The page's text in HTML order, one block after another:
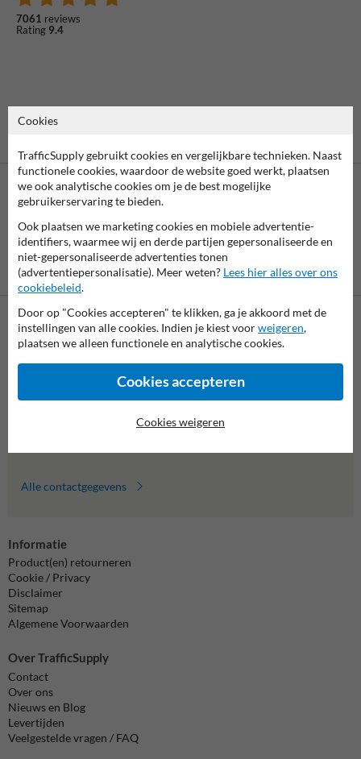
7061 reviews
Rating 9.4
per bank
is mogelijk
Neem contact met ons op
Vragen? Stuur een e-mail naarinfo@trafficsupply.be
formulier in en we reageren zo spoedig mogelijk.
Alle contactgegevens
Informatie
Product(en) retourneren
Cookie / Privacy
Disclaimer
Sitemap
Algemene Voorwaarden
Over TrafficSupply
Contact
Over ons
Nieuws en Blog
Levertijden
Veelgestelde vragen / FAQ
Cookies
TrafficSupply gebruikt cookies en vergelijkbare technieken. Naast
functionele cookies, waardoor de website goed werkt, plaatsen
we ook analytische cookies om je de best mogelijke
gebruikerservaring te bieden.
Ook plaatsen we marketing cookies en mobiele advertentie-
identifiers, waarmee wij en derde partijen gepersonaliseerde en
niet-gepersonaliseerde advertenties tonen
(advertentiepersonalisatie). Meer weten? Lees hier alles over ons
cookiebeleid.
Door op "Cookies accepteren" te klikken, ga je akkoord met de
instellingen van alle cookies. Indien je kiest voorweigeren,
plaatsen we alleen functionele en analytische cookies.
Cookies accepteren
Cookies weigeren